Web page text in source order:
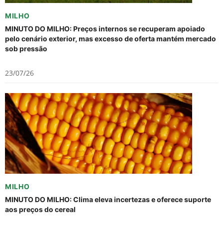
MILHO
MINUTO DO MILHO: Preços internos se recuperam apoiado
pelo cenário exterior, mas excesso de oferta mantém mercado
sob pressão
23/07/26
MILHO
MINUTO DO MILHO: Clima eleva incertezas e oferece suporte
aos preços do cereal